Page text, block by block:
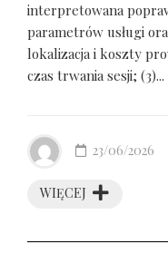
interpretowana
parametrów usługi
lokalizacja i koszty
czas trwania sesji; (3)...
WIĘCEJ
23/06/2026